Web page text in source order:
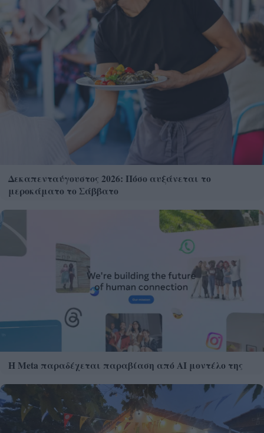
Δεκαπενταύγουστος 2026: Πόσο αυξάνεται το
μεροκάματο το Σάββατο
Η Meta παραδέχεται παραβίαση από AI μοντέλο της